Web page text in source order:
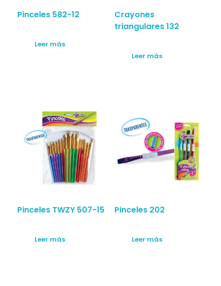
Pinceles 582-12
Leer más
Crayones
triangulares 132
Leer más
Pinceles TWZY 507-15
Leer más
Pinceles 202
Leer más